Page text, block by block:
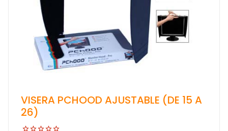
VISERA PCHOOD AJUSTABLE (DE 15 A
26)